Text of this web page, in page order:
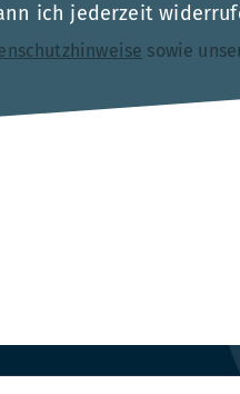
ich jederzeit
sowie